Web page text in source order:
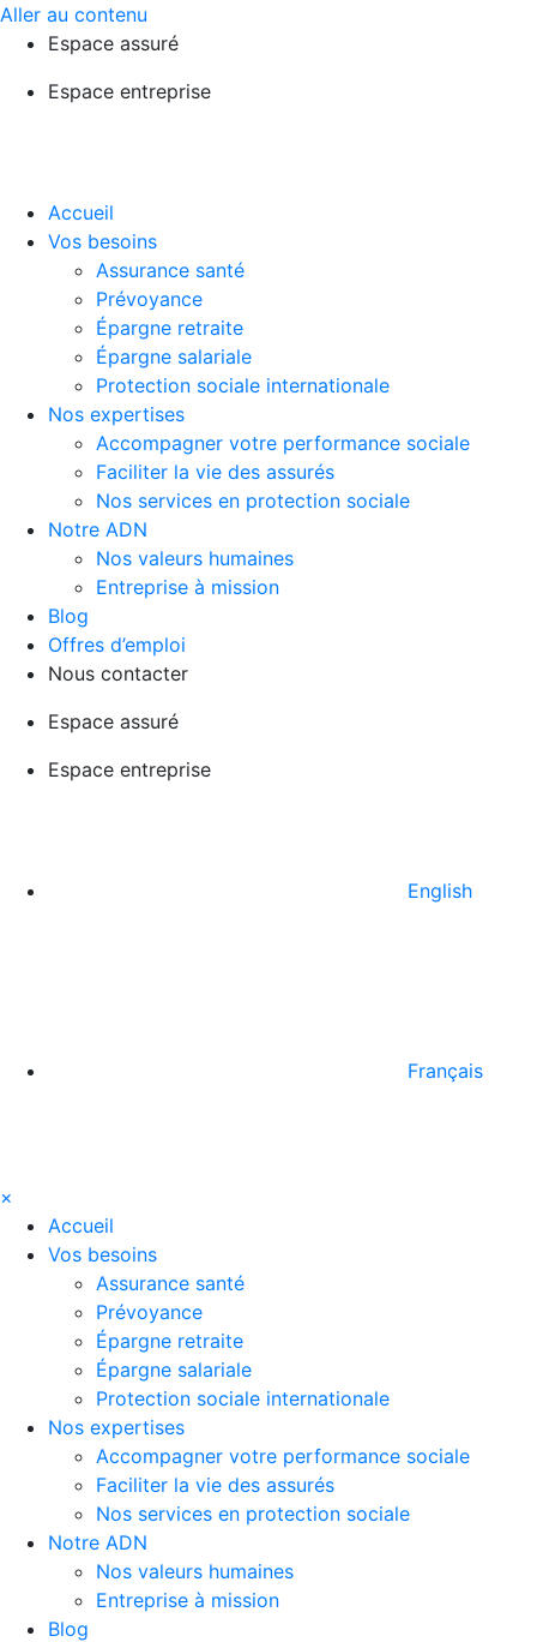
Aller au contenu
Espace assuré
Espace entreprise
Accueil
Vos besoins
Assurance santé
Prévoyance
Épargne retraite
Épargne salariale
Protection sociale internationale
Nos expertises
Accompagner votre performance sociale
Faciliter la vie des assurés
Nos services en protection sociale
Notre ADN
Nos valeurs humaines
Entreprise à mission
Blog
Offres d’emploi
Nous contacter
Espace assuré
Espace entreprise
English
Français
×
Accueil
Vos besoins
Assurance santé
Prévoyance
Épargne retraite
Épargne salariale
Protection sociale internationale
Nos expertises
Accompagner votre performance sociale
Faciliter la vie des assurés
Nos services en protection sociale
Notre ADN
Nos valeurs humaines
Entreprise à mission
Blog